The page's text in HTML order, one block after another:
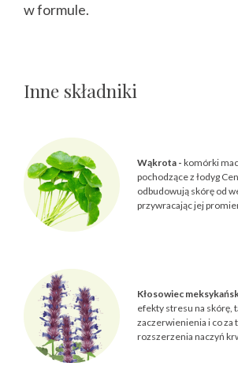
w formule.
Inne składniki
Wąkrota -komórki
pochodzące z łodyg
odbudowują skórę od
przywracając jej
Kłosowiec
efekty stresu na skórę,
zaczerwienienia i co za
rozszerzenia naczyń